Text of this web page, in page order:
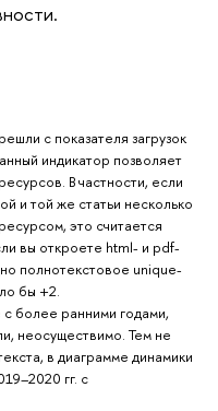
с показателя загрузок
индикатор позволяет
В частности, если
и той же статьи несколько
это считается
вы откроете html- и pdf-
полнотекстовое unique-
бы +2.
более ранними годами,
неосуществимо. Тем не
в диаграмме динамики
гг. с